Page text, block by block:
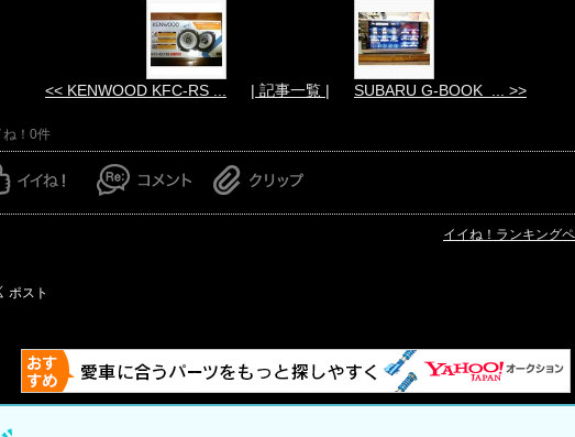
<< KENWOOD KFC-RS ... | 記事一覧 | SUBARU G-BOOK ... >>
ね！0件
イイね！ランキング